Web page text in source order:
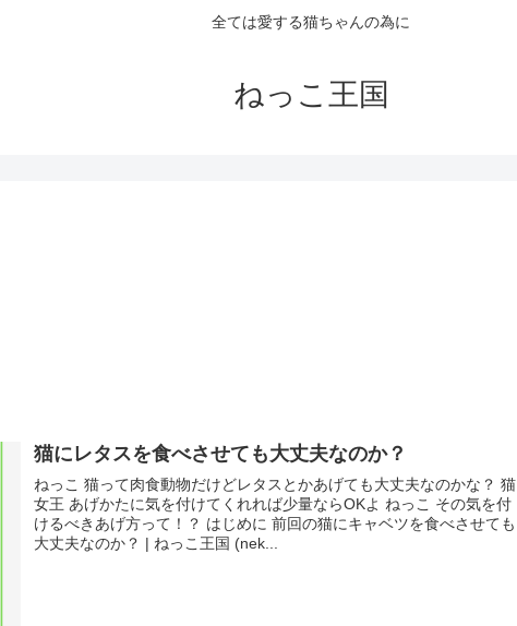
全ては愛する猫ちゃんの為に
ねっこ王国
猫にレタスを食べさせても大丈夫なのか？
ねっこ 猫って肉食動物だけどレタスとかあげても大丈夫なのかな？ 猫
女王 あげかたに気を付けてくれれば少量ならOKよ ねっこ その気を付
けるべきあげ方って！？ はじめに 前回の猫にキャベツを食べさせても
大丈夫なのか？ | ねっこ王国 (nek...